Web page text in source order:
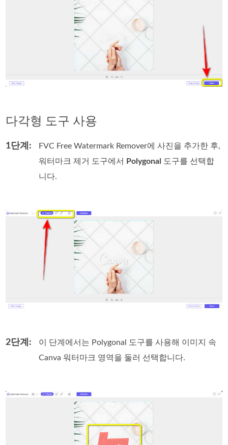
다각형 도구 사용
1단계:
FVC Free Watermark Remover에 사진을 추가한 후,
워터마크 제거 도구에서 Polygonal 도구를 선택합
니다.
2단계:
이 단계에서는 Polygonal 도구를 사용해 이미지 속
Canva 워터마크 영역을 둘러 선택합니다.